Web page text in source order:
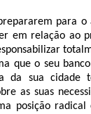
para
em relação ao
que o seu
da sua cidade
as suas
posição